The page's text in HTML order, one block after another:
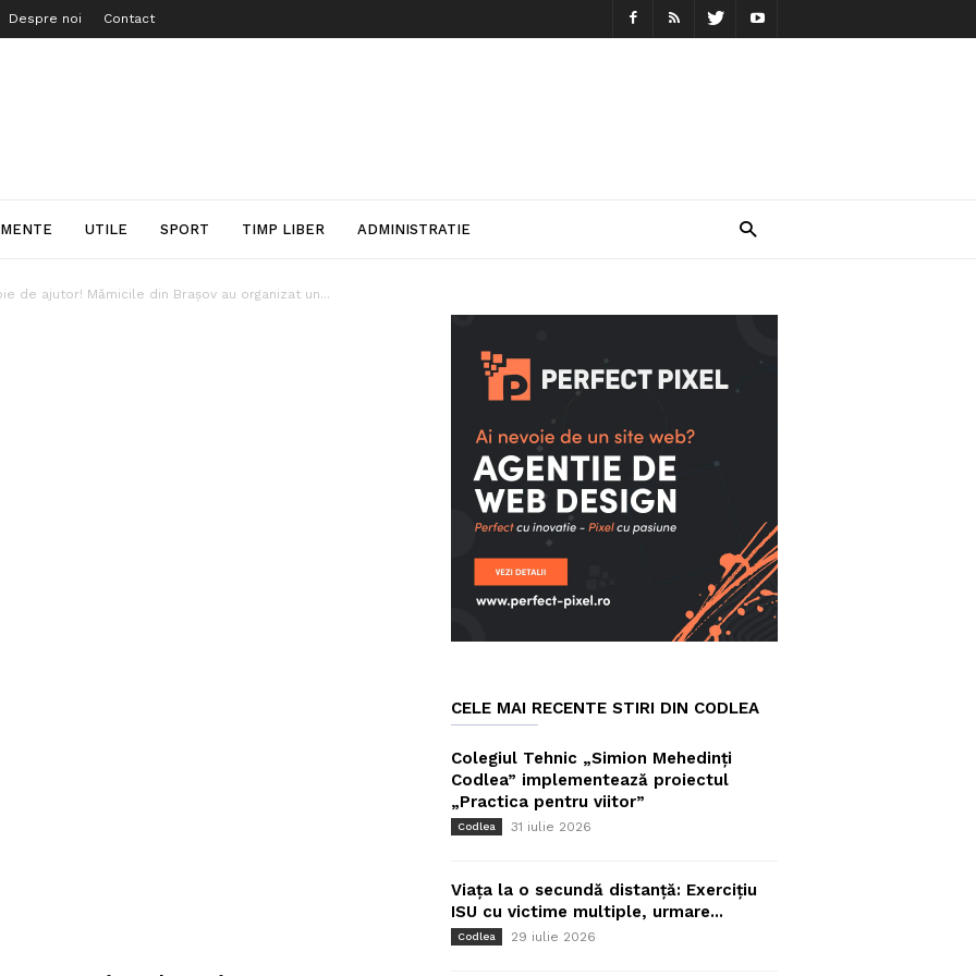
Despre noi Contact
UTILE SPORT TIMP LIBER ADMINISTRATIE
de ajutor! Mămicile din Brașov au organizat un...
CELE MAI RECENTE STIRI DIN CODLEA
Colegiul Tehnic „Simion Mehedinți
Codlea” implementează proiectul
„Practica pentru viitor”
Codlea 31 iulie 2026
Viața la o secundă distanță: Exercițiu
ISU cu victime multiple, urmare...
Codlea 29 iulie 2026